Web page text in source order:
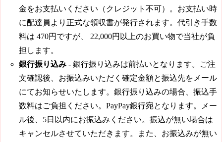
金をお支払いください（クレジット不可）。お支払い時
に配達員より正式な領収書が発行されます。代引き手数
料は 470円 ですが、 22,000円 以上のお買い物で当社が負
担します。
銀行振り込み - 銀行振り込みは前払いとなります。ご注
文確認後、お振込みいただく確定金額と振込先をメール
にてお知らせいたします。銀行振り込みの場合、振込手
数料はご負担ください。PayPay銀行宛となります。メー
ル後、5日以内にお振込みください。振込が無い場合は
キャンセルさせていただきます。また、お振込みが無い